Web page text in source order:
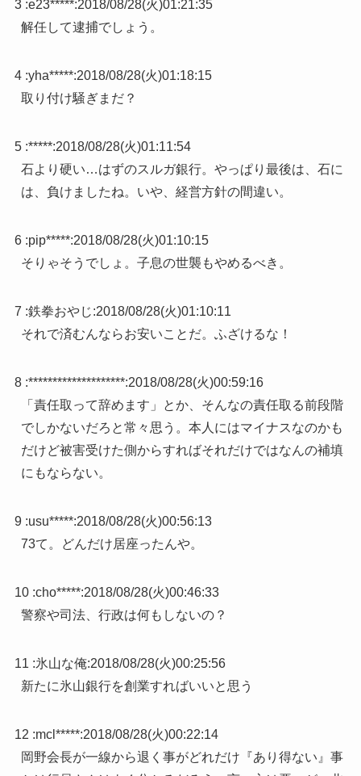
3 :e23*****:2018/08/28(火)01:21:35
解任して逮捕でしょう。
4 :yha*****:2018/08/28(火)01:18:15
取り付け騒ぎまだ？
5 :*****:2018/08/28(火)01:11:54
石より硬い…はずのスルガ銀行。やっぱり最後は、石に
は、負けましたね。いや、経営方針の間違い。
6 :pip*****:2018/08/28(火)01:10:15
そりゃそうでしょ。子息の世襲もやめるべき。
7 :鉄拳おやじ:2018/08/28(火)01:10:11
それで済むんならお安いことだ。ふざけるな！
8 :********************:2018/08/28(火)00:59:16
「責任取って辞めます」とか、そんなの責任取る前段階
でしかないだろと常々思う。本人にはマイナスなのかも
だけど被害受けた側からすればそれだけではなんの補填
にもならない。
9 :usu*****:2018/08/28(火)00:56:13
73て。どんだけ居座ったんや。
10 :cho*****:2018/08/28(火)00:46:33
警察や司法、行政は何もしないの？
11 :氷山な俺:2018/08/28(火)00:25:56
新たに氷山銀行を創業すればいいと思う
12 :mcl*****:2018/08/28(火)00:22:14
岡野会長が一線から退く事がどれだけ『あり得ない』事